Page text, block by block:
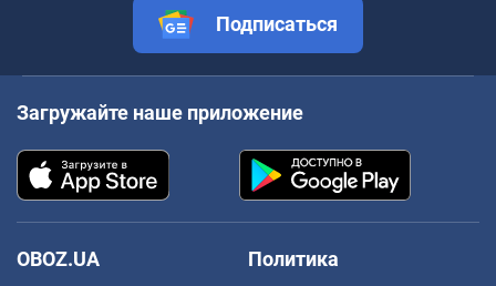
Подписаться
Загружайте наше приложение
OBOZ.UA
Политика